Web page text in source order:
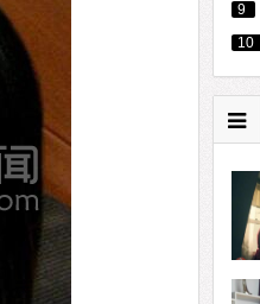
9
10